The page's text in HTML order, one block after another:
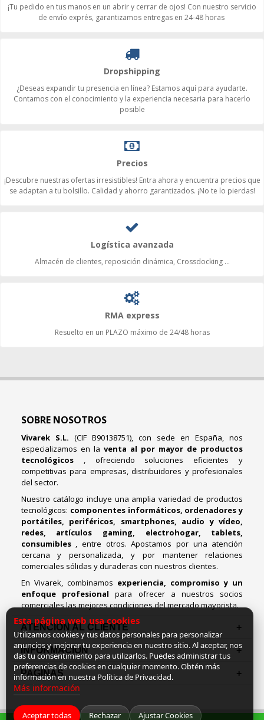
¡Tu pedido en tus manos en un abrir y cerrar de ojos! Con nuestro servicio
de envío exprés, garantizamos entregas en 24-48 horas
Dropshipping
¿Deseas expandir tu presencia en línea? Estamos aquí para ayudarte.
Contamos con el conocimiento y la experiencia necesaria para hacerlo
posible
Precios
¡Descubre nuestras ofertas irresistibles! Entra ahora y encuentra precios que
se adaptan a tu bolsillo. Calidad y ahorro garantizados. ¡No te lo pierdas!
Logística avanzada
Almacén de clientes, reposición dinámica, Crossdocking ...
RMA express
Resuelto en un PLAZO máximo de 24/48 horas
SOBRE NOSOTROS
Vivarek S.L. (CIF B90138751), con sede en España, nos
especializamos en la venta al por mayor de productos
tecnológicos , ofreciendo soluciones eficientes y
competitivas para empresas, distribuidores y profesionales
del sector.
Nuestro catálogo incluye una amplia variedad de productos
tecnológicos: componentes informáticos, ordenadores y
portátiles, periféricos, smartphones, audio y vídeo,
redes, artículos gaming, electrohogar, tablets,
consumibles , entre otros. Apostamos por una atención
cercana y personalizada, y por mantener relaciones
comerciales sólidas y duraderas con nuestros clientes.
En Vivarek, combinamos experiencia, compromiso y un
enfoque profesionalpara ofrecer a nuestros socios
comerciales las mejores condiciones del mercado mayorista.
ATENCIÓN AL CLIENTE
INFORMACION
PAGINAS
Esta página web usa cookies
Utilizamos cookies y tus datos personales para personalizar
anuncios y mejorar tu experiencia en nuestro sitio. Al aceptar, nos
das tu consentimiento para utilizarlos. Puedes administrar tus
preferencias de cookies en cualquier momento. Obtén más
información en nuestra Política de Privacidad.
Más información
Aceptar todas Rechazar Ajustar Cookies